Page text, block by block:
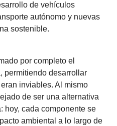
de vehículos
autónomo y nuevas
sostenible.
por completo el
permitiendo desarrollar
inviables. Al mismo
de ser una alternativa
hoy, cada componente se
ambiental a lo largo de